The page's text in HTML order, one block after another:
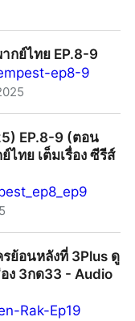
กย์ไทย EP.8-9
ep8-9
EP.8-9 (ตอน
ทย เต็มเรื่อง ซีรีส์
รี!ย้อนหลังที่ 3Plus ดู
ง 3กด33 - Audio
Rak-Ep19